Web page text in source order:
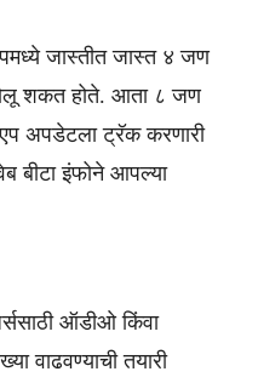
जास्तीत जास्त ४ जण
शकत होते. आता ८ जण
अपडेटला ट्रॅक करणारी
बीटा इंफोने आपल्या
ऑडीओ किंवा
वाढवण्याची तयारी